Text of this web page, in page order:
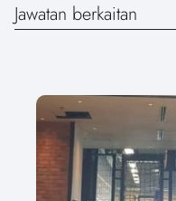
Jawatan berkaitan